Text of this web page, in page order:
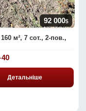
92 000$
м², 7 сот., 2-пов.,
Детальніше